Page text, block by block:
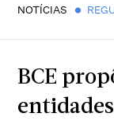
NOTÍCIAS
BCE